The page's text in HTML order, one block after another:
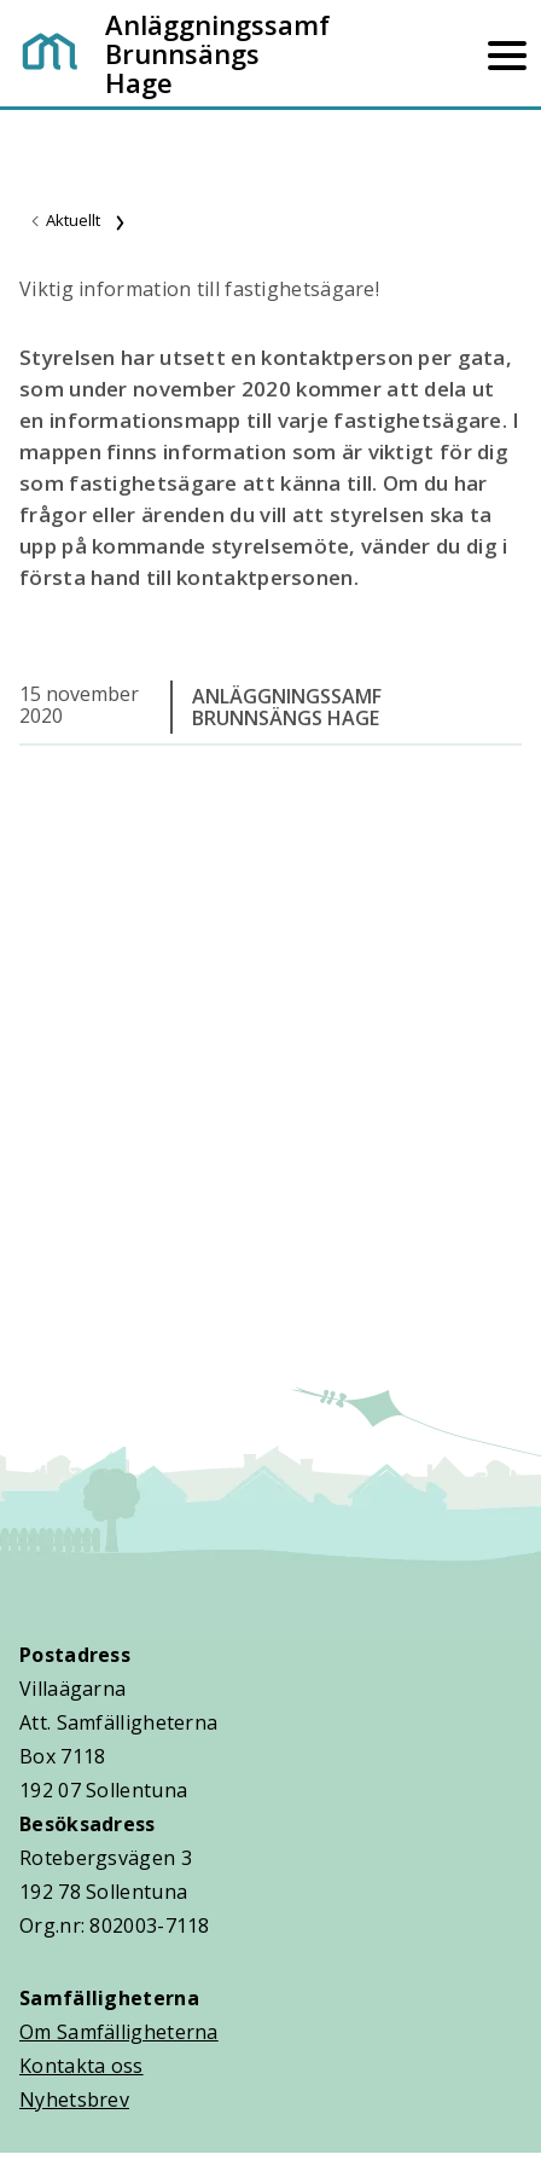
Anläggningssamf
Brunnsängs
Hage
Aktuellt
Viktig information till fastighetsägare!
Styrelsen har utsett en kontaktperson per gata,
som under november 2020 kommer att dela ut
en informationsmapp till varje fastighetsägare. I
mappen finns information som är viktigt för dig
som fastighetsägare att känna till. Om du har
frågor eller ärenden du vill att styrelsen ska ta
upp på kommande styrelsemöte, vänder du dig i
första hand till kontaktpersonen.
15 november
2020
ANLÄGGNINGSSAMF
BRUNNSÄNGS HAGE
Postadress
Villaägarna
Att. Samfälligheterna
Box 7118
192 07 Sollentuna
Besöksadress
Rotebergsvägen 3
192 78 Sollentuna
Org.nr: 802003-7118
Samfälligheterna
Om Samfälligheterna
Kontakta oss
Nyhetsbrev